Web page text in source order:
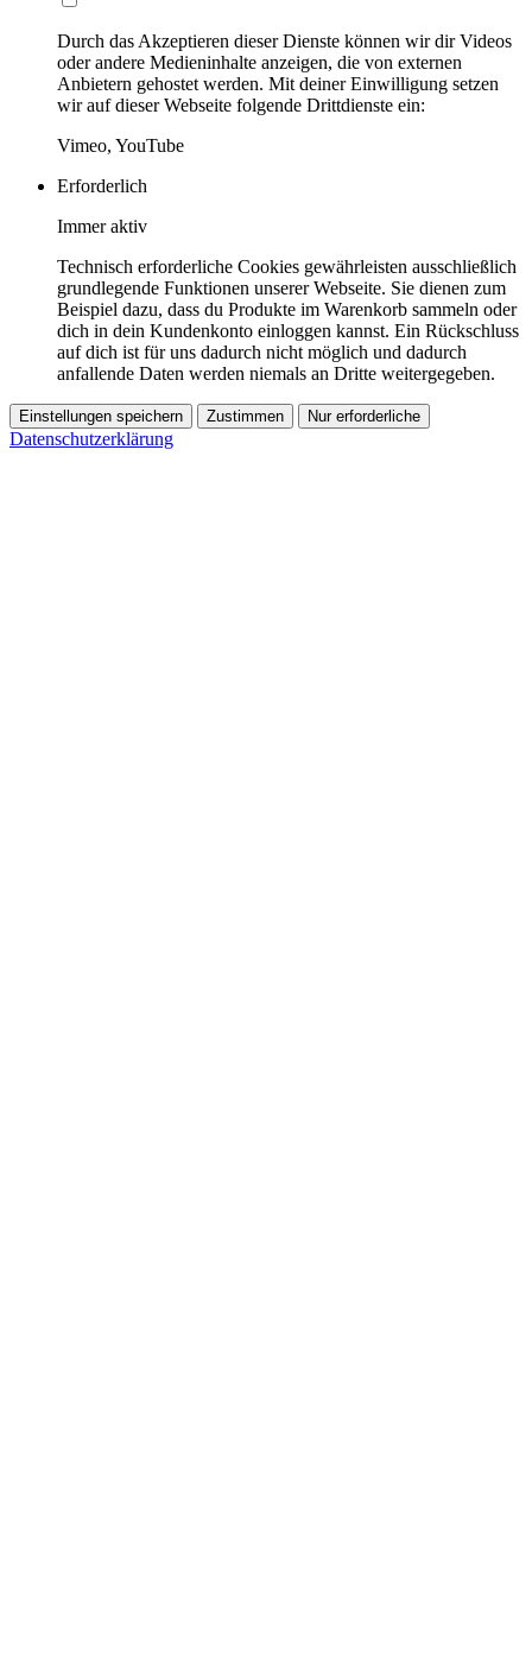
Durch das Akzeptieren dieser Dienste können wir dir Videos
oder andere Medieninhalte anzeigen, die von externen
Anbietern gehostet werden. Mit deiner Einwilligung setzen
wir auf dieser Webseite folgende Drittdienste ein:
Vimeo, YouTube
Erforderlich
Immer aktiv
Technisch erforderliche Cookies gewährleisten ausschließlich
grundlegende Funktionen unserer Webseite. Sie dienen zum
Beispiel dazu, dass du Produkte im Warenkorb sammeln oder
dich in dein Kundenkonto einloggen kannst. Ein Rückschluss
auf dich ist für uns dadurch nicht möglich und dadurch
anfallende Daten werden niemals an Dritte weitergegeben.
Einstellungen speichern Zustimmen Nur erforderliche
Datenschutzerklärung